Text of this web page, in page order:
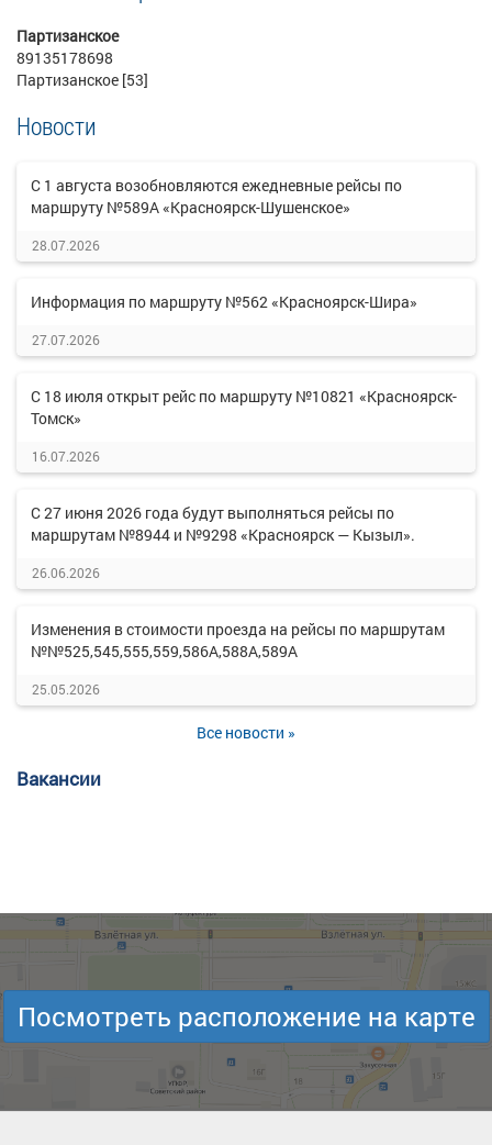
Партизанское
89135178698
Партизанское [53]
Новости
С 1 августа возобновляются ежедневные рейсы по
маршруту №589А «Красноярск-Шушенское»
28.07.2026
Информация по маршруту №562 «Красноярск-Шира»
27.07.2026
С 18 июля открыт рейс по маршруту №10821 «Красноярск-
Томск»
16.07.2026
С 27 июня 2026 года будут выполняться рейсы по
маршрутам №8944 и №9298 «Красноярск — Кызыл».
26.06.2026
Изменения в стоимости проезда на рейсы по маршрутам
№№525,545,555,559,586А,588А,589А
25.05.2026
Все новости »
Вакансии
Посмотреть расположение на карте